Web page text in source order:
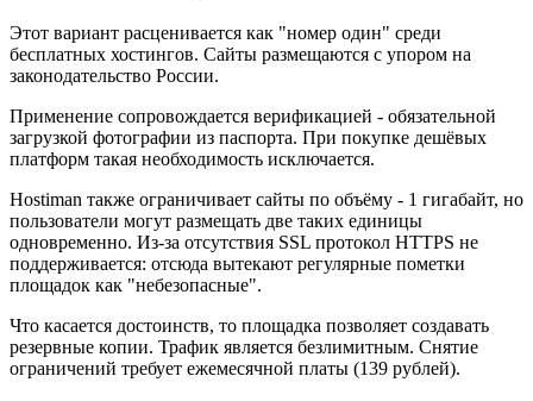
Этот вариант расценивается как "номер один" среди
бесплатных хостингов. Сайты размещаются с упором на
законодательство России.
Применение сопровождается верификацией - обязательной
загрузкой фотографии из паспорта. При покупке дешёвых
платформ такая необходимость исключается.
Hostiman также ограничивает сайты по объёму - 1 гигабайт, но
пользователи могут размещать две таких единицы
одновременно. Из-за отсутствия SSL протокол HTTPS не
поддерживается: отсюда вытекают регулярные пометки
площадок как "небезопасные".
Что касается достоинств, то площадка позволяет создавать
резервные копии. Трафик является безлимитным. Снятие
ограничений требует ежемесячной платы (139 рублей).